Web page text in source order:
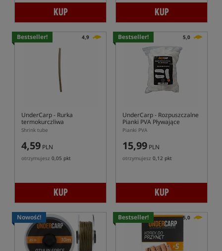
KUP KUP
Bestseller! 4,9
UnderCarp- Rurka
termokurczliwa
Shrink tube
4,59 PLN
otrzymujesz 0,05 pkt
KUP
Bestseller! 5,0
UnderCarp- Rozpuszczalne
Pianki PVA Pływające
Pianki PVA
15,99 PLN
otrzymujesz 0,12 pkt
KUP
Nowość! Bestseller! 5,0